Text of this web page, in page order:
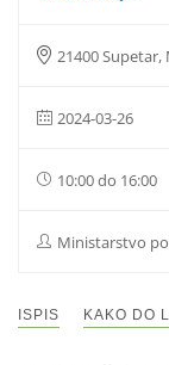
21400
2024-03-26
10:00 do 16:00
Ministarstvo
ISPIS KAKO DO